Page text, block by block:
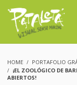
HOME
PORTAFOLIO
¡EL ZOOLÓGICO DE
ABIERTOS!